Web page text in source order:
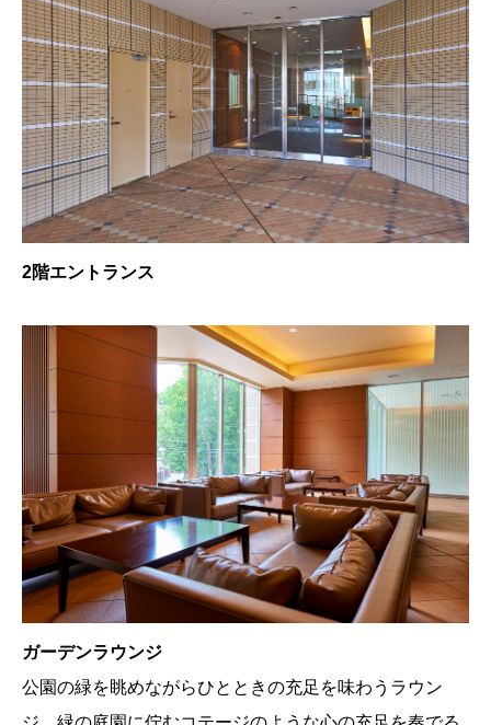
2階エントランス
ガーデンラウンジ
公園の緑を眺めながらひとときの充足を味わうラウン